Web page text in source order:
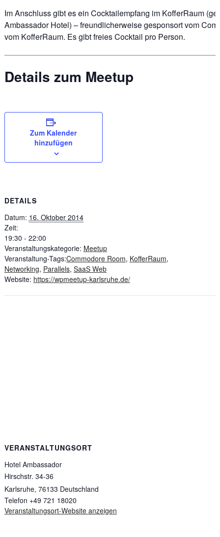
Im Anschluss gibt es ein Cocktailempfang im KofferRaum
Ambassador Hotel) – freundlicherweise gesponsort vom
vom KofferRaum. Es gibt freies Cocktail pro Person.
Details zum Meetup
Zum Kalender
hinzufügen
DETAILS
Datum: 16. Oktober 2014
Zeit:
19:30 - 22:00
Veranstaltungskategorie: Meetup
Veranstaltung-Tags:Commodore Room, KofferRaum,
Networking, Parallels, SaaS Web
Website: https://wpmeetup-karlsruhe.de/
VERANSTALTUNGSORT
Hotel Ambassador
Hirschstr. 34-36
Karlsruhe, 76133 Deutschland
Telefon +49 721 18020
Veranstaltungsort-Website anzeigen